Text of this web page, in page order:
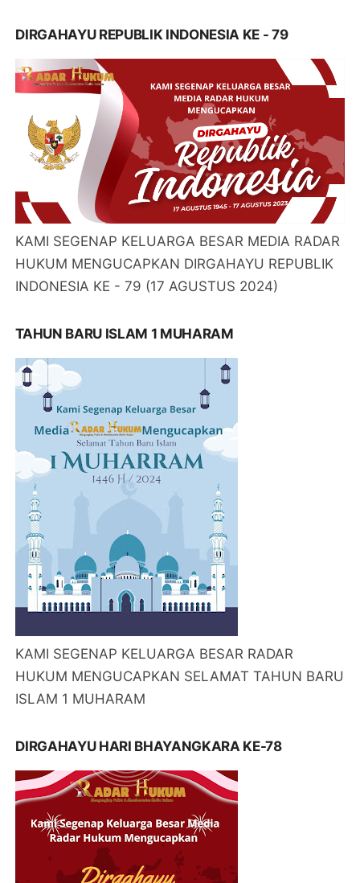
DIRGAHAYU REPUBLIK INDONESIA KE - 79
KAMI SEGENAP KELUARGA BESAR MEDIA RADAR
HUKUM MENGUCAPKAN DIRGAHAYU REPUBLIK
INDONESIA KE - 79 (17 AGUSTUS 2024)
TAHUN BARU ISLAM 1 MUHARAM
KAMI SEGENAP KELUARGA BESAR RADAR
HUKUM MENGUCAPKAN SELAMAT TAHUN BARU
ISLAM 1 MUHARAM
DIRGAHAYU HARI BHAYANGKARA KE-78